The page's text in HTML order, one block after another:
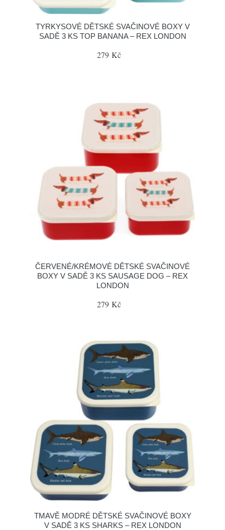
TYRKYSOVÉ DĚTSKÉ SVAČINOVÉ BOXY V
SADĚ 3 KS TOP BANANA – REX LONDON
279 Kč
ČERVENÉ/KRÉMOVÉ DĚTSKÉ SVAČINOVÉ
BOXY V SADĚ 3 KS SAUSAGE DOG – REX
LONDON
279 Kč
TMAVĚ MODRÉ DĚTSKÉ SVAČINOVÉ BOXY
V SADĚ 3 KS SHARKS – REX LONDON